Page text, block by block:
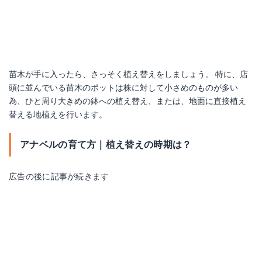
苗木が手に入ったら、さっそく植え替えをしましょう。 特に、店
頭に並んでいる苗木のポットは株に対して小さめのものが多い
為、ひと周り大きめの鉢への植え替え、または、地面に直接植え
替える地植えを行います。
アナベルの育て方｜植え替えの時期は？
広告の後に記事が続きます